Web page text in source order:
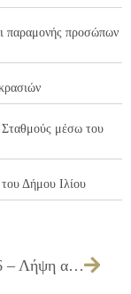
παραμονής προσώπων
Σταθμούς μέσω του
του Δήμου Ιλίου
133/2016 – Λήψη απόφασης επί του πρωτοκόλλου προσωρινής παραλαβής που αφορά την υπηρεσία «Ηχητική κάλυψη εκδηλώσεων των Υπηρεσιών του Δήμου»